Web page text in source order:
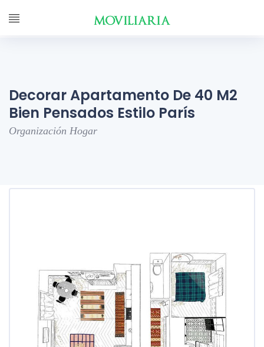
Decorar Apartamento De 40 M2
Bien Pensados ​​estilo París
Organización Hogar